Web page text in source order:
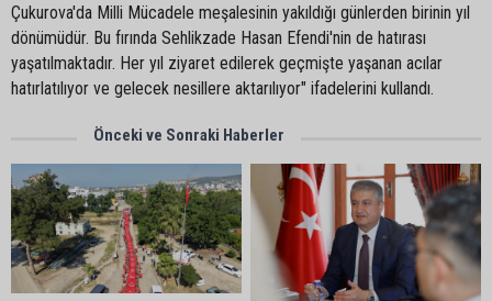
Çukurova'da Milli Mücadele meşalesinin yakıldığı günlerden birinin yıl
dönümüdür. Bu fırında Sehlikzade Hasan Efendi'nin de hatırası
yaşatılmaktadır. Her yıl ziyaret edilerek geçmişte yaşanan acılar
hatırlatılıyor ve gelecek nesillere aktarılıyor" ifadelerini kullandı.
Önceki ve Sonraki Haberler